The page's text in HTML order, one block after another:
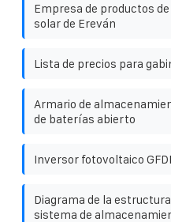
Empresa de productos
solar de Ereván
Lista de precios para
Armario de
de baterías abierto
Inversor fotovoltaico GFDI
Diagrama de la
sistema de